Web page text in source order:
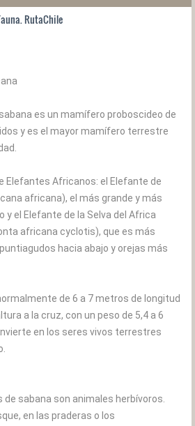
RutaChile
es un mamífero proboscideo de
y es el mayor mamífero terrestre
Elefantes Africanos: el Elefante de
africana), el más grande y más
el Elefante de la Selva del Africa
africana cyclotis), que es más
hacia abajo y orejas más
de 6 a 7 metros de longitud
a la cruz, con un peso de 5,4 a 6
en los seres vivos terrestres
de sabana son animales herbívoros.
en las praderas o los